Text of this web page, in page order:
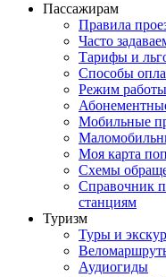
Пассажирам
Правила
Часто
Тарифы и
Способы
Режим
Мобильные
Моя карта
Cхемы
Справочник
станциям
Туризм
Туры и
Аудиогиды